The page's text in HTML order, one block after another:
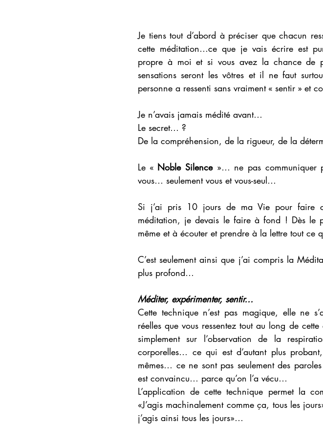
Je tiens tout d’abord à préciser que chacun
cette méditation…ce que je vais écrire est
propre à moi et si vous avez la chance de
sensations seront les vôtres et il ne faut
personne a ressenti sans vraiment « sentir » et
Je n’avais jamais médité avant…
Le secret… ?
De la compréhension, de la rigueur, de la
Le « Noble Silence »… ne pas communiquer
vous… seulement vous et vous-seul…
Si j’ai pris 10 jours de ma Vie pour faire
méditation, je devais le faire à fond ! Dès le
même et à écouter et prendre à la lettre tout ce
C’est seulement ainsi que j’ai compris la
plus profond…
Méditer, expérimenter, sentir…
Cette technique n’est pas magique, elle ne
réelles que vous ressentez tout au long de
simplement sur l’observation de la
corporelles… ce qui est d’autant plus
mêmes… ce ne sont pas seulement des
est convaincu… parce qu’on l’a vécu…
L’application de cette technique permet la
«J’agis machinalement comme ça, tous les
j’agis ainsi tous les jours»…